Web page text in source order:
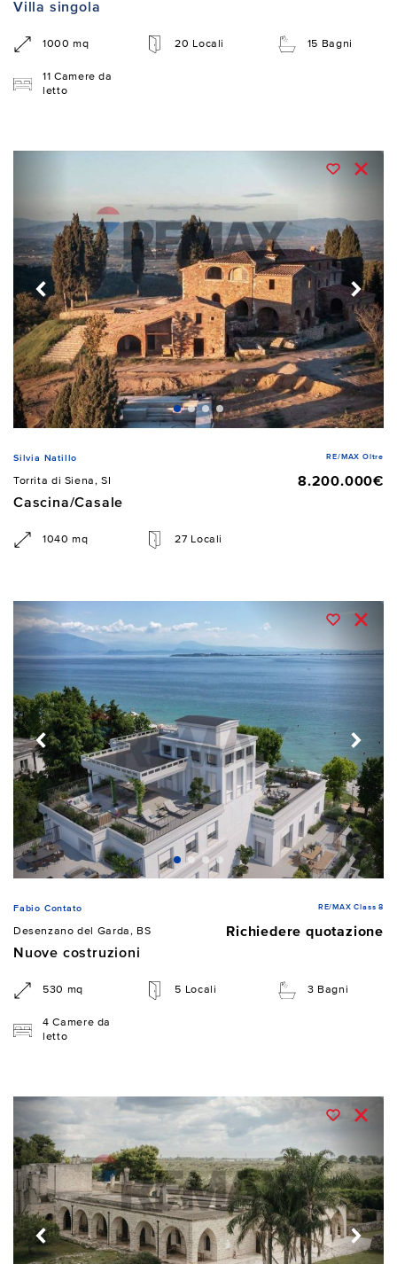
Villa singola
1000 mq 20 Locali 15 Bagni
11 Camere da
letto
Silvia Natillo RE/MAX Oltre
Torrita di Siena, SI
8.200.000€
Cascina/Casale
1040 mq 27 Locali
Fabio Contato RE/MAX Class 8
Desenzano del Garda, BS
Richiedere quotazione
Nuove costruzioni
530 mq 5 Locali 3 Bagni
4 Camere da
letto